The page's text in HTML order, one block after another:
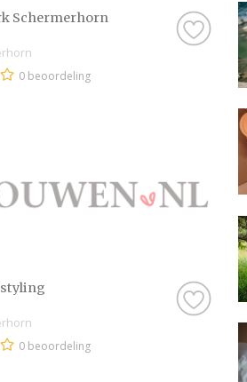
Schermerhorn
0 beoordeling
0 beoordeling